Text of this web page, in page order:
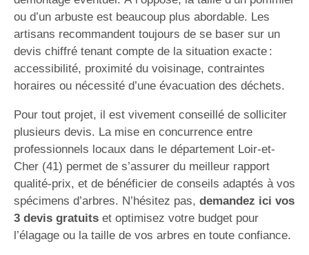
ou d’un arbuste est beaucoup plus abordable. Les
artisans recommandent toujours de se baser sur un
devis chiffré tenant compte de la situation exacte :
accessibilité, proximité du voisinage, contraintes
horaires ou nécessité d’une évacuation des déchets.
Pour tout projet, il est vivement conseillé de solliciter
plusieurs devis. La mise en concurrence entre
professionnels locaux dans le département Loir-et-
Cher (41) permet de s’assurer du meilleur rapport
qualité-prix, et de bénéficier de conseils adaptés à vos
spécimens d’arbres. N’hésitez pas, demandez ici vos
3 devis gratuits et optimisez votre budget pour
l’élagage ou la taille de vos arbres en toute confiance.